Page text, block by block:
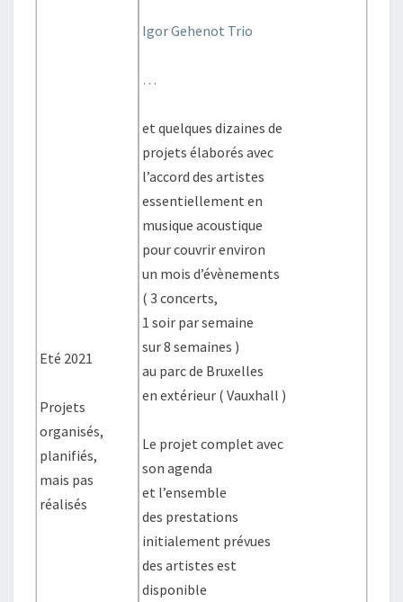
Eté 2021
Projets
organisés,
planifiés,
mais pas
réalisés
Igor Gehenot Trio
…
et quelques dizaines de
projets élaborés avec
l’accord des artistes
essentiellement en
musique acoustique
pour couvrir environ
un mois d’évènements
( 3 concerts,
1 soir par semaine
sur 8 semaines )
au parc de Bruxelles
en extérieur ( Vauxhall )
Le projet complet avec
son agenda
et l’ensemble
des prestations
initialement prévues
des artistes est
disponible